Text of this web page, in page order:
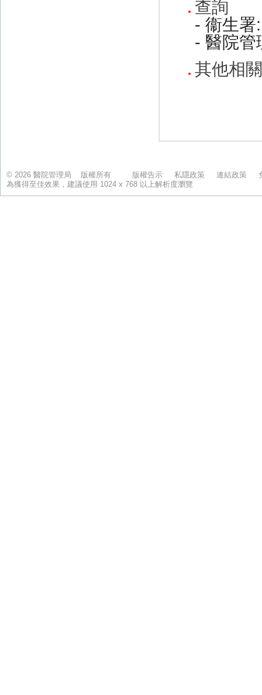
© 2026 醫院管理局 版權所有 版權告示 私隱政策 連結政策
為獲得至佳效果，建議使用 1024 x 768 以上解析度瀏覽